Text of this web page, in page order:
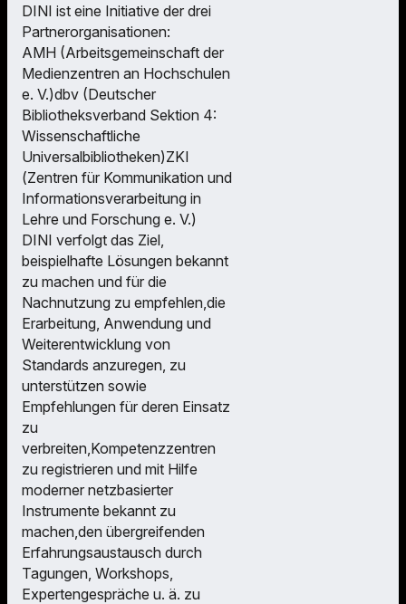
DINI ist eine Initiative der drei
Partnerorganisationen:
AMH (Arbeitsgemeinschaft der
Medienzentren an Hochschulen
e. V.)dbv (Deutscher
Bibliotheksverband Sektion 4:
Wissenschaftliche
Universalbibliotheken)ZKI
(Zentren für Kommunikation und
Informationsverarbeitung in
Lehre und Forschung e. V.)
DINI verfolgt das Ziel,
beispielhafte Lösungen bekannt
zu machen und für die
Nachnutzung zu empfehlen,die
Erarbeitung, Anwendung und
Weiterentwicklung von
Standards anzuregen, zu
unterstützen sowie
Empfehlungen für deren Einsatz
zu
verbreiten,Kompetenzzentren
zu registrieren und mit Hilfe
moderner netzbasierter
Instrumente bekannt zu
machen,den übergreifenden
Erfahrungsaustausch durch
Tagungen, Workshops,
Expertengespräche u. ä. zu